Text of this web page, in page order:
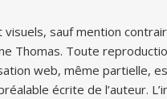
sauf mention
Thomas. Toute
web, même partielle,
écrite de l’auteur.